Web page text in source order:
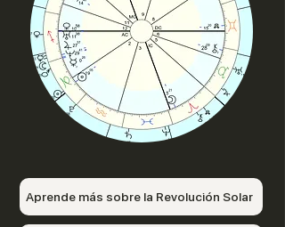
Aprende más sobre la Revolución Solar